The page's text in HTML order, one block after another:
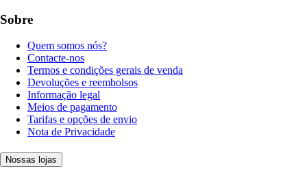
Sobre
Quem somos nós?
Contacte-nos
Termos e condições gerais de venda
Devoluções e reembolsos
Informação legal
Meios de pagamento
Tarifas e opções de envio
Nota de Privacidade
Nossas lojas